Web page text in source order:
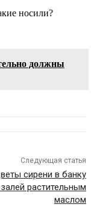
носили?
должны
Следующая статья
сирени в банку
растительным
маслом